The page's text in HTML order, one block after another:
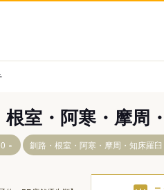
根室・阿寒・摩周
釧路・根室・阿寒・摩周・知床羅臼